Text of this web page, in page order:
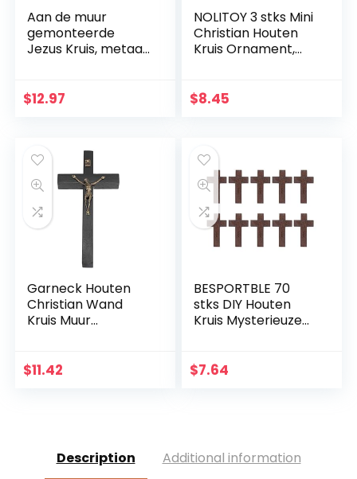
Aan de muur
gemonteerde
Jezus Kruis, metaal
muurhanger,
meditatie
geschenk
decoratie
$12.97
NOLITOY 3 stks Mini
Christian Houten
Kruis Ornament,
Wanddecoratie
$8.45
Garneck Houten
Christian Wand
Kruis Muur
Jezus Kruis
$11.42
BESPORTBLE 70
stks DIY Houten
Kruis Mysterieuze
Ornamenten Jezus
$7.64
Description Additional information